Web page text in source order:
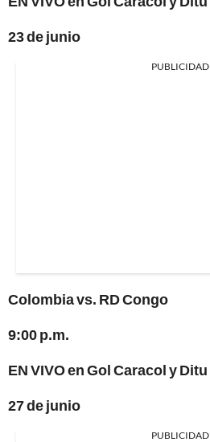
23 de junio
PUBLICIDAD
Colombia vs. RD Congo
9:00 p.m.
EN VIVO en Gol Caracol y Ditu
27 de junio
PUBLICIDAD